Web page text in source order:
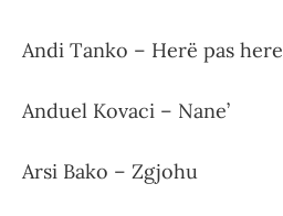
Andi Tanko – Herë pas here
Anduel Kovaci – Nane’
Arsi Bako – Zgjohu